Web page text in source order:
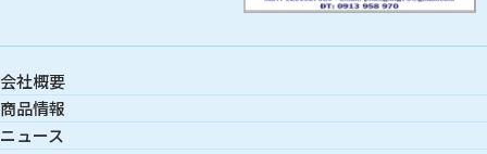
会社概要
商品情報
ニュース